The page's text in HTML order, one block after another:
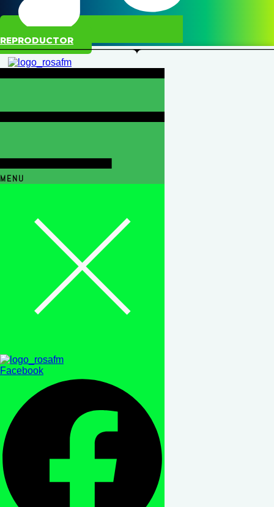
REPRODUCTOR
MENU
Facebook